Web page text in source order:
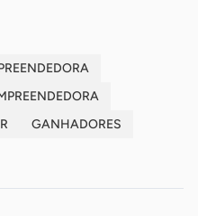
GANHADORES